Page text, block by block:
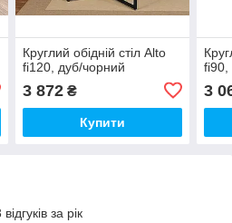
Круглий обідній стіл Alto
fi120, дуб/чорний
3 872₴
Купити
fi90,
3
за рік